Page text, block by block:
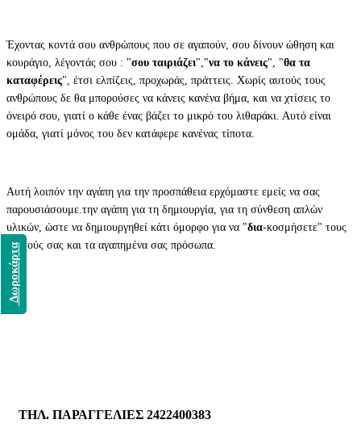
Έχοντας κοντά σου ανθρώπους που σε αγαπούν, σου δίνουν ώθηση και
κουράγιο, λέγοντάς σου : "σου ταιριάζει","να το κάνεις", "θα τα
καταφέρεις", έτσι ελπίζεις, προχωράς, πράττεις. Χωρίς αυτούς τους
ανθρώπους δε θα μπορούσες να κάνεις κανένα βήμα, και να χτίσεις το
όνειρό σου, γιατί ο κάθε ένας βάζει το μικρό του λιθαράκι. Αυτό είναι
ομάδα, γιατί μόνος του δεν κατάφερε κανένας τίποτα.
Αυτή λοιπόν την αγάπη για την προσπάθεια ερχόμαστε εμείς να σας
παρουσιάσουμε.την αγάπη για τη δημιουργία, για τη σύνθεση απλών
υλικών, ώστε να δημιουργηθεί κάτι όμορφο για να "δια-κοσμήσετε" τους
εαυτούς σας και τα αγαπημένα σας πρόσωπα.
ΤΗΛ. ΠΑΡΑΓΓΕΛΙΕΣ 2422400383
Δωροκάρτα